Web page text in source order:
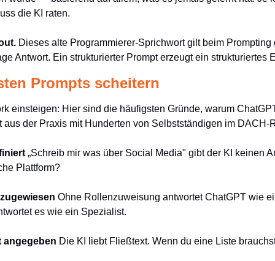
die KI raten.
Dieses alte Programmierer-Sprichwort gilt beim
Antwort. Ein strukturierter Prompt erzeugt ein strukturiertes
Prompts scheitern
einsteigen: Hier sind die häufigsten Gründe, warum
der Praxis mit Hunderten von Selbstständigen im DACH-
„Schreib mir was über Social Media" gibt der KI keinen
Plattform?
Ohne Rollenzuweisung antwortet ChatGPT wie
es wie ein Spezialist.
angegeben Die KI liebt Fließtext. Wenn du eine Liste